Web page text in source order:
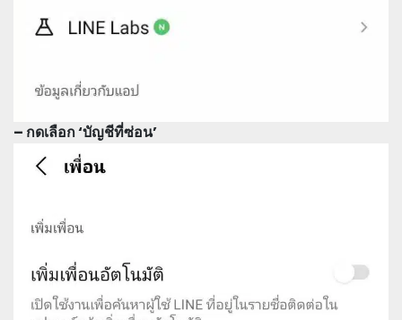
– กดเลือก ‘บัญชีที่ซ่อน’